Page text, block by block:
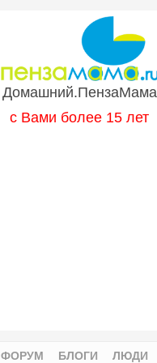
Домашний.ПензаМама
с Вами более 15 лет
ФОРУМ БЛОГИ ЛЮДИ